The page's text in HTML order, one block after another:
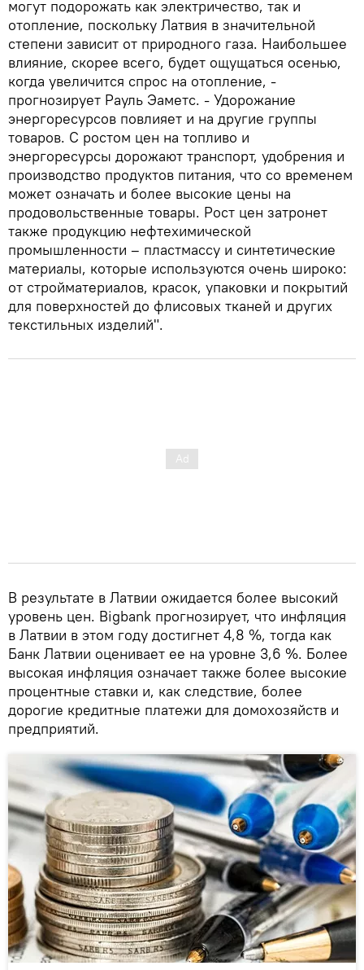
могут подорожать как электричество, так и
отопление, поскольку Латвия в значительной
степени зависит от природного газа. Наибольшее
влияние, скорее всего, будет ощущаться осенью,
когда увеличится спрос на отопление, -
прогнозирует Рауль Эаметс. - Удорожание
энергоресурсов повлияет и на другие группы
товаров. С ростом цен на топливо и
энергоресурсы дорожают транспорт, удобрения и
производство продуктов питания, что со временем
может означать и более высокие цены на
продовольственные товары. Рост цен затронет
также продукцию нефтехимической
промышленности – пластмассу и синтетические
материалы, которые используются очень широко:
от стройматериалов, красок, упаковки и покрытий
для поверхностей до флисовых тканей и других
текстильных изделий".
В результате в Латвии ожидается более высокий
уровень цен. Bigbank прогнозирует, что инфляция
в Латвии в этом году достигнет 4,8 %, тогда как
Банк Латвии оценивает ее на уровне 3,6 %. Более
высокая инфляция означает также более высокие
процентные ставки и, как следствие, более
дорогие кредитные платежи для домохозяйств и
предприятий.